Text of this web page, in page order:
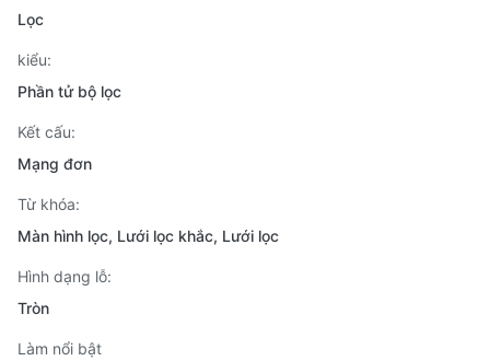
Lọc
kiểu:
Phần tử bộ lọc
Kết cấu:
Mạng đơn
Từ khóa:
Màn hình lọc, Lưới lọc khắc, Lưới lọc
Hình dạng lỗ:
Tròn
Làm nổi bật